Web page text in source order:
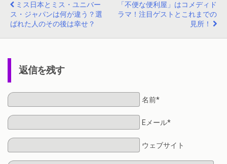
ミス日本とミス・ユニバー
ス・ジャパンは何が違う？選
ばれた人のその後は幸せ？
「不便な便利屋」はコメディド
ラマ！注目ゲストとこれまでの
見所！
返信を残す
名前*
Eメール*
ウェブサイト